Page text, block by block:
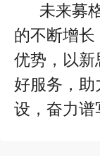
未来募格
的不断增
优势，以
好服务，
设，奋力谱